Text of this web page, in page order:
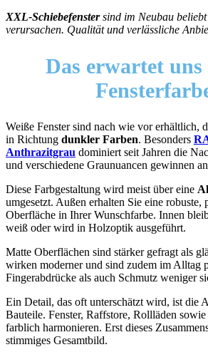
XXL-Schiebefenstersind im Neubau
verursachen. Qualität und verlässliche
Das erwartet uns
F
Weiße Fenster sind nach wie vor erhältlich,
in Richtung dunkler Farben. Besonders
Anthrazitgrau dominiert seit Jahren die
und verschiedene Graunuancen gewinnen
Diese Farbgestaltung wird meist über eine
umgesetzt. Außen erhalten Sie eine robuste,
Oberfläche in Ihrer Wunschfarbe. Innen
weiß oder wird in Holzoptik ausgeführt.
Matte Oberflächen sind stärker gefragt als
wirken moderner und sind zudem im Alltag
Fingerabdrücke als auch Schmutz weniger
Ein Detail, das oft unterschätzt wird, ist die
Bauteile. Fenster, Raffstore, Rollläden
farblich harmonieren. Erst dieses
stimmiges Gesamtbild.